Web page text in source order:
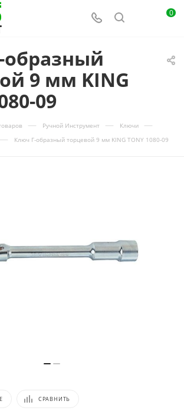
0
9 мм KING
09
— Ручной Инструмент — Ключи —
— Ключ Г-образный торцевой 9 мм KING TONY 1080-09
СРАВНИТЬ